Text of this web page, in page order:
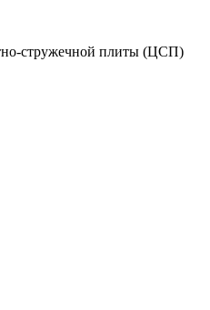
стружечной плиты (ЦСП)